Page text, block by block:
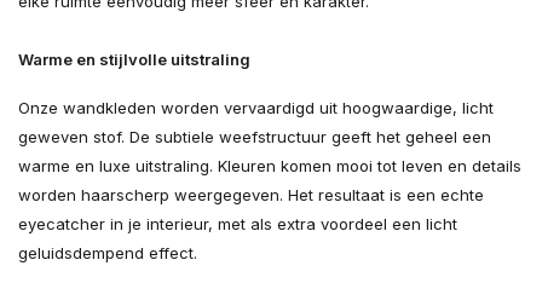
Warme en stijlvolle uitstraling
Onze wandkleden worden vervaardigd uit hoogwaardige, licht
geweven stof. De subtiele weefstructuur geeft het geheel een
warme en luxe uitstraling. Kleuren komen mooi tot leven en details
worden haarscherp weergegeven. Het resultaat is een echte
eyecatcher in je interieur, met als extra voordeel een licht
geluidsdempend effect.